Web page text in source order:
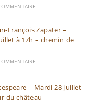
François Zapater –
à 17h – chemin de
– Mardi 28 juillet
du château